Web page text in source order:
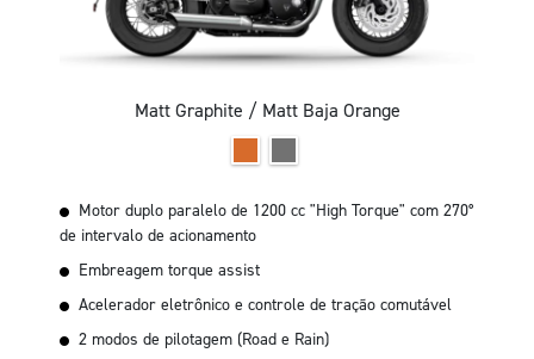
Matt Graphite / Matt Baja Orange
Motor duplo paralelo de 1200 cc "High Torque" com 270°
de intervalo de acionamento
Embreagem torque assist
Acelerador eletrônico e controle de tração comutável
2 modos de pilotagem (Road e Rain)